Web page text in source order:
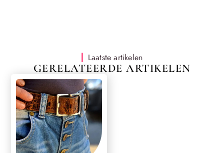
Laatste artikelen
GERELATEERDE ARTIKELEN